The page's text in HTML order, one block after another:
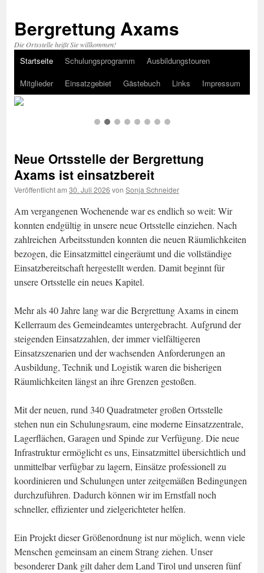
Bergrettung Axams
Die Ortsstelle heißt Sie willkommen!
Zum
Inhalt
springen
Startseite Schulungsprogramm
Ausbildungstouren
Mitglieder
Einsatzgebiet Gästebuch Links Impressum
Neue Ortsstelle der Bergrettung
Axams ist einsatzbereit
Veröffentlicht am 30. Juli 2026 von Sonja Schneider
Am vergangenen Wochenende war es endlich so weit: Wir
konnten endgültig in unsere neue Ortsstelle einziehen. Nach
zahlreichen Arbeitsstunden konnten die neuen Räumlichkeiten
bezogen, die Einsatzmittel eingeräumt und die vollständige
Einsatzbereitschaft hergestellt werden. Damit beginnt für
unsere Ortsstelle ein neues Kapitel.
Mehr als 40 Jahre lang war die Bergrettung Axams in einem
Kellerraum des Gemeindeamtes untergebracht. Aufgrund der
steigenden Einsatzzahlen, der immer vielfältigeren
Einsatzszenarien und der wachsenden Anforderungen an
Ausbildung, Technik und Logistik waren die bisherigen
Räumlichkeiten längst an ihre Grenzen gestoßen.
Mit der neuen, rund 340 Quadratmeter großen Ortsstelle
stehen nun ein Schulungsraum, eine moderne Einsatzzentrale,
Lagerflächen, Garagen und Spinde zur Verfügung. Die neue
Infrastruktur ermöglicht es uns, Einsatzmittel übersichtlich und
unmittelbar verfügbar zu lagern, Einsätze professionell zu
koordinieren und Schulungen unter zeitgemäßen Bedingungen
durchzuführen. Dadurch können wir im Ernstfall noch
schneller, effizienter und zielgerichteter helfen.
Ein Projekt dieser Größenordnung ist nur möglich, wenn viele
Menschen gemeinsam an einem Strang ziehen. Unser
besonderer Dank gilt daher dem Land Tirol und unseren fünf